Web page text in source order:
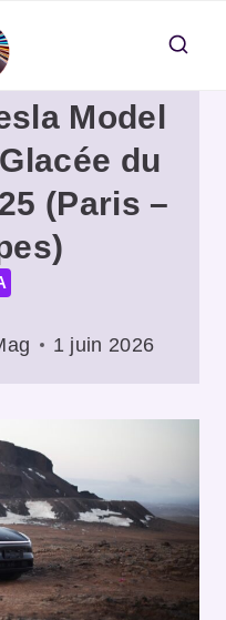
Model
du
(Paris –
1 juin 2026